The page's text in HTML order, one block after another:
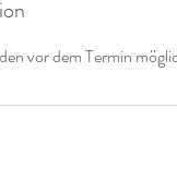
vor dem Termin